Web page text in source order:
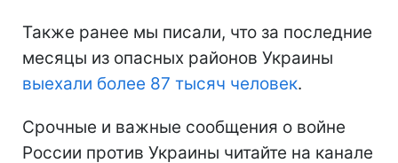
Также ранее мы писали, что за последние
месяцы из опасных районов Украины
выехали более 87 тысяч человек.
Срочные и важные сообщения о войне
России против Украины читайте на канале